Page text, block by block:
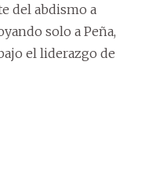
del abdismo a
solo a Peña,
el liderazgo de